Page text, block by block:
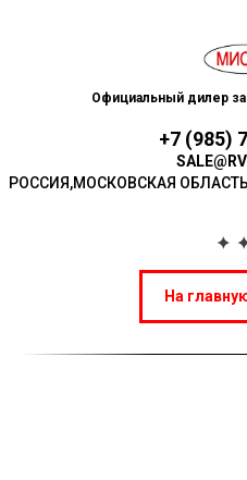
Официальный дилер
+7 (985)
РОССИЯ,МОСКОВСКАЯ
На